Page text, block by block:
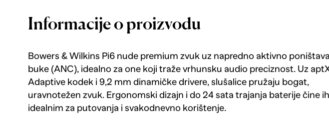
Informacije o proizvodu
Bowers & Wilkins Pi6 nude premium zvuk uz napredno aktivno
buke (ANC), idealno za one koji traže vrhunsku audio preciznost. Uz
Adaptive kodek i 9,2 mm dinamičke drivere, slušalice pružaju bogat,
uravnotežen zvuk. Ergonomski dizajn i do 24 sata trajanja baterije čine ih
idealnim za putovanja i svakodnevno korištenje.